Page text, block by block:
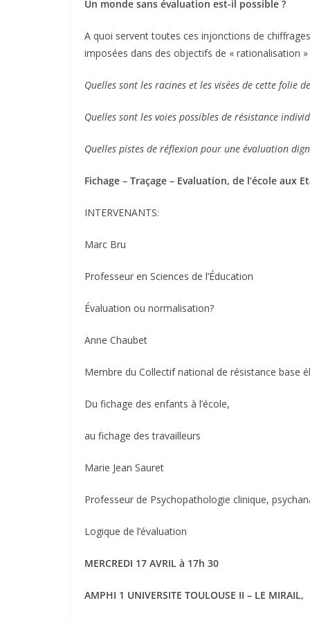
Un monde sans évaluation est-il possible ?
A quoi servent toutes ces injonctions de
imposées dans des objectifs de « rationalisation
Quelles sont les racines et les visées de cette folie
Quelles sont les voies possibles de résistance
Quelles pistes de réflexion pour une évaluation
Fichage – Traçage – Evaluation, de l’école aux
INTERVENANTS:
Marc Bru
Professeur en Sciences de l’Éducation
Évaluation ou normalisation?
Anne Chaubet
Membre du Collectif national de résistance base
Du fichage des enfants à l’école,
au fichage des travailleurs
Marie Jean Sauret
Professeur de Psychopathologie clinique,
Logique de l’évaluation
MERCREDI 17 AVRIL à 17h 30
AMPHI 1 UNIVERSITE TOULOUSE II – LE MIRAIL,